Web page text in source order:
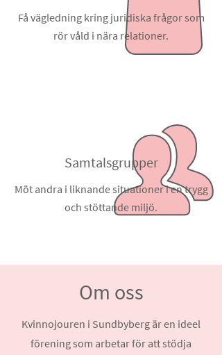
Få vägledning kring juridiska frågor som
rör våld i nära relationer.
Samtalsgrupper
Möt andra i liknande situationer i en trygg
och stöttande miljö.
Om oss
Kvinnojouren i Sundbyberg är en ideel
förening som arbetar för att stödja